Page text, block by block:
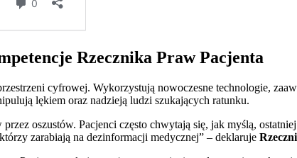
Rzecznika Praw Pacjenta
cyfrowej. Wykorzystują nowoczesne technologie,
lękiem oraz nadzieją ludzi szukających ratunku.
oszustów. Pacjenci często chwytają się, jak myślą,
zarabiają na dezinformacji medycznej” – deklaruje